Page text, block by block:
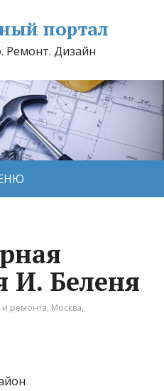
портал
Ремонт. Дизайн
И. Беленя
и ремонта, Москва,